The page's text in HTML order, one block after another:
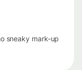
sneaky mark-up